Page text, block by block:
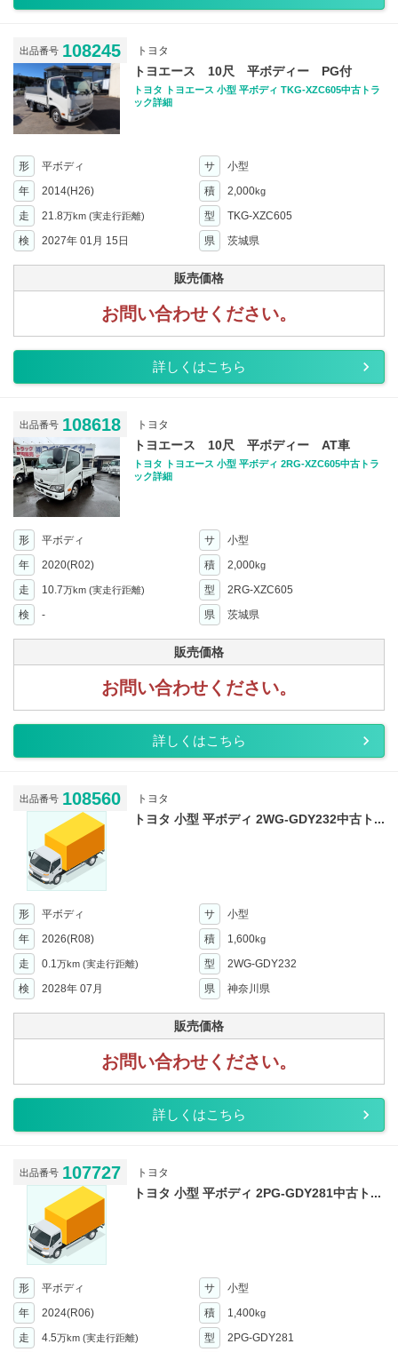
出品番号 108245 トヨタ
トヨエース 10尺 平ボディー PG付
トヨタ トヨエース 小型 平ボディ TKG-XZC605中古トラ
ック詳細
形 平ボディ サ
小型
年
2014(H26) 積 2,000kg
走 21.8万km (実走行距離) 型
TKG-XZC605
検
2027年 01月 15日 県 茨城県
販売価格
お問い合わせください。
詳しくはこちら
出品番号 108618 トヨタ
トヨエース 10尺 平ボディー AT車
トヨタ トヨエース 小型 平ボディ 2RG-XZC605中古トラ
ック詳細
形 平ボディ サ
小型
年
2020(R02) 積 2,000kg
走 10.7万km (実走行距離) 型
2RG-XZC605
検
- 県 茨城県
販売価格
お問い合わせください。
詳しくはこちら
出品番号 108560 トヨタ
トヨタ 小型 平ボディ 2WG-GDY232中古ト...
形 平ボディ サ
小型
年
2026(R08) 積 1,600kg
走 0.1万km (実走行距離) 型
2WG-GDY232
検
2028年 07月 県 神奈川県
販売価格
お問い合わせください。
詳しくはこちら
出品番号 107727 トヨタ
トヨタ 小型 平ボディ 2PG-GDY281中古ト...
形 平ボディ サ
小型
年
2024(R06) 積 1,400kg
走 4.5万km (実走行距離) 型
2PG-GDY281